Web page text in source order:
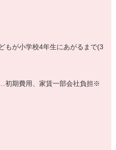
もが小学校4年生にあがるまで(3
初期費用、家賃一部会社負担※